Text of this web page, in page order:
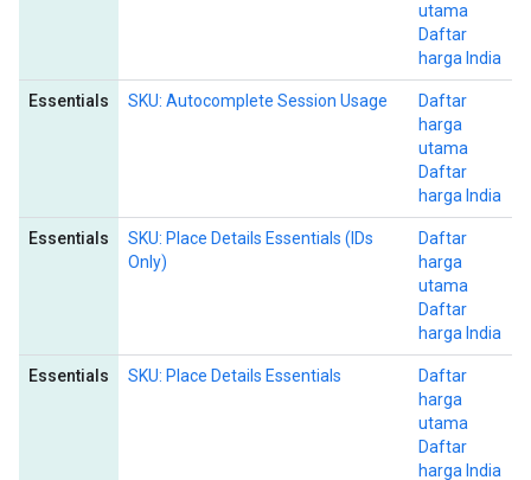
utama
Daftar
harga India
Essentials SKU: Autocomplete Session Usage
Daftar
harga
utama
Daftar
harga India
Essentials
SKU: Place Details Essentials (IDs
Only)
Daftar
harga
utama
Daftar
harga India
Essentials SKU: Place Details Essentials
Daftar
harga
utama
Daftar
harga India